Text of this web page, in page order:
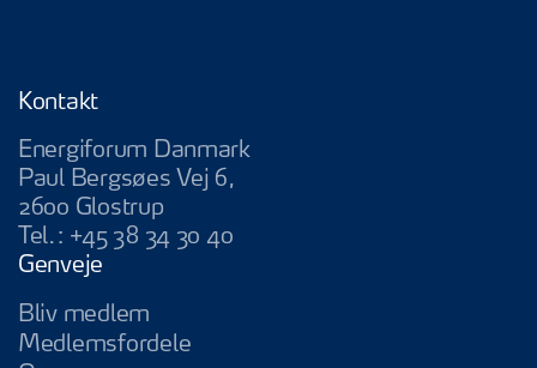
Kontakt
Energiforum Danmark
Paul Bergsøes Vej 6,
2600 Glostrup
Tel.: +45 38 34 30 40
Genveje
Bliv medlem
Medlemsfordele